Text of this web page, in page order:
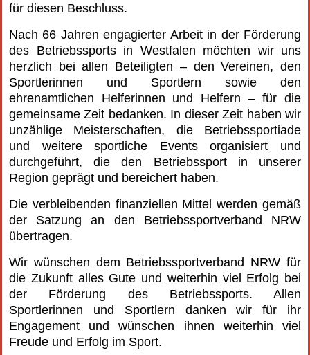
für diesen Beschluss.
Nach 66 Jahren engagierter Arbeit in der Förderung
des Betriebssports in Westfalen möchten wir uns
herzlich bei allen Beteiligten – den Vereinen, den
Sportlerinnen und Sportlern sowie den
ehrenamtlichen Helferinnen und Helfern – für die
gemeinsame Zeit bedanken. In dieser Zeit haben wir
unzählige Meisterschaften, die Betriebssportiade
und weitere sportliche Events organisiert und
durchgeführt, die den Betriebssport in unserer
Region geprägt und bereichert haben.
Die verbleibenden finanziellen Mittel werden gemäß
der Satzung an den Betriebssportverband NRW
übertragen.
Wir wünschen dem Betriebssportverband NRW für
die Zukunft alles Gute und weiterhin viel Erfolg bei
der Förderung des Betriebssports. Allen
Sportlerinnen und Sportlern danken wir für ihr
Engagement und wünschen ihnen weiterhin viel
Freude und Erfolg im Sport.